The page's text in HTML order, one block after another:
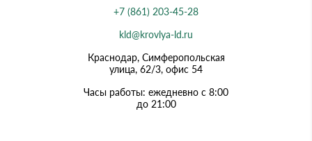
+7 (861) 203-45-28
kld@krovlya-ld.ru
Краснодар, Симферопольская
улица, 62/3, офис 54
Часы работы: ежедневно с 8:00
до 21:00